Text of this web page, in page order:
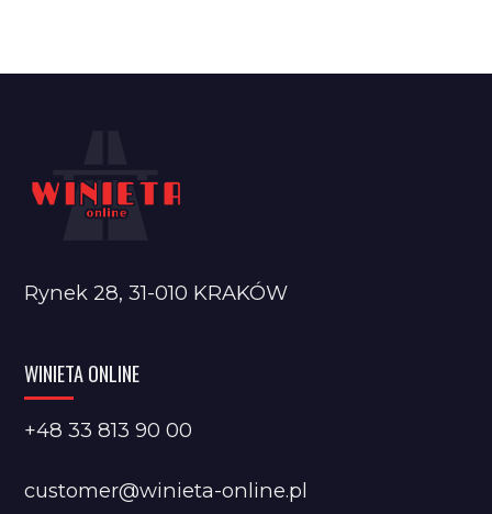
Rynek 28, 31-010 KRAKÓW
WINIETA ONLINE
+48 33 813 90 00
customer@winieta-online.pl